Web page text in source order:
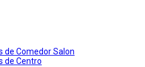
de Comedor Salon
de Centro